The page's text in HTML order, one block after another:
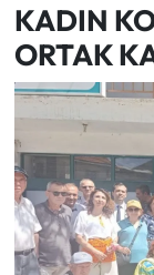
KADIN
ORTAK